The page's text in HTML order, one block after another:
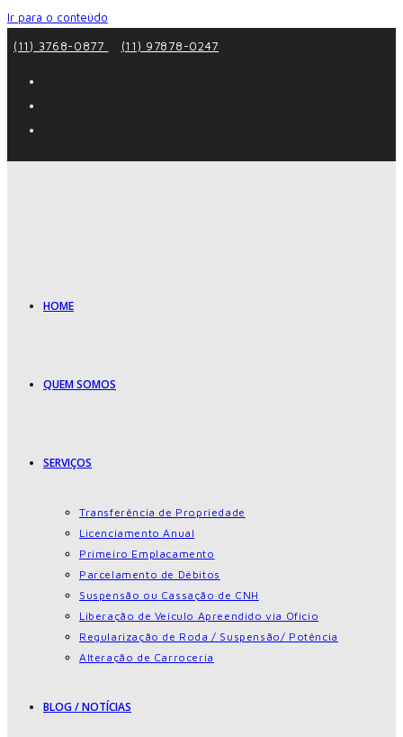
Ir para o conteúdo
(11) 3768-0877
(11) 97878-0247
HOME
QUEM SOMOS
SERVIÇOS
Transferência de Propriedade
Licenciamento Anual
Primeiro Emplacamento
Parcelamento de Débitos
Suspensão ou Cassação de CNH
Liberação de Veículo Apreendido via Ofício
Regularização de Roda / Suspensão/ Potência
Alteração de Carroceria
BLOG / NOTÍCIAS